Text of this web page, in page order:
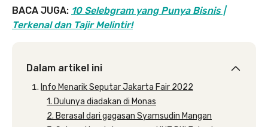
BACA JUGA: 10 Selebgram yang Punya Bisnis |
Terkenal dan Tajir Melintir!
Dalam artikel ini
Info Menarik Seputar Jakarta Fair 2022
1. Dulunya diadakan di Monas
2. Berasal dari gagasan Syamsudin Mangan